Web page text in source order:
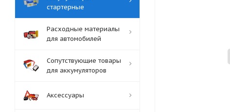
стартерные
Расходные материалы
для автомобилей
Сопутствующие товары
для аккумуляторов
Аксессуары